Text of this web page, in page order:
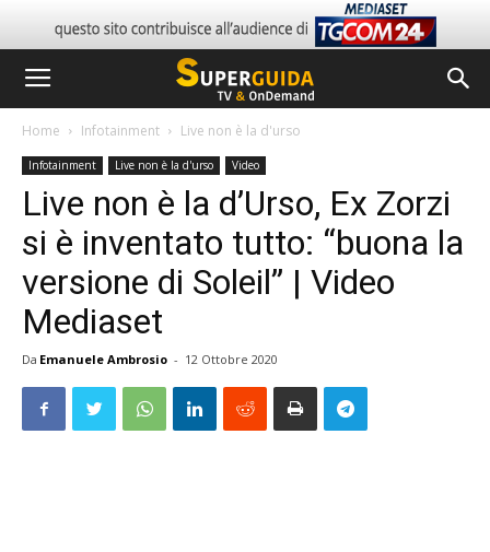
Home Infotainment Live non è la d'urso
Infotainment Live non è la d'urso Video
Live non è la d’Urso, Ex Zorzi
si è inventato tutto: “buona la
versione di Soleil” | Video
Mediaset
Da Emanuele Ambrosio - 12 Ottobre 2020